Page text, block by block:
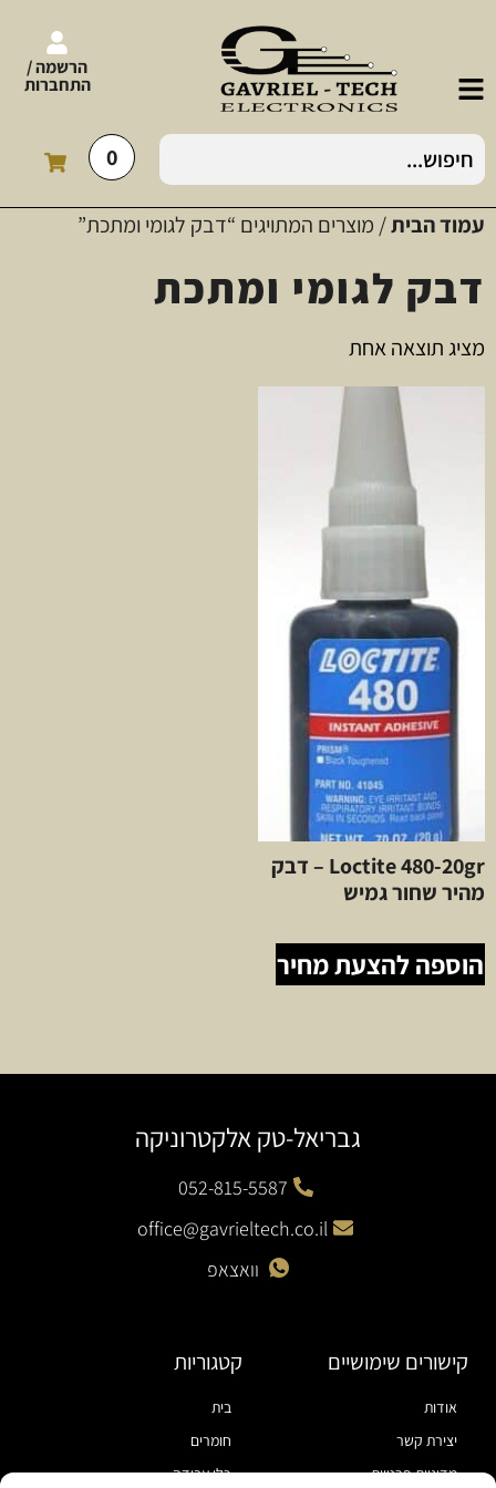
הרשמה /
התחברות
0
עמוד הבית/ מוצרים המתויגים “דבק לגומי ומתכת”
דבק לגומי ומתכת
מציג תוצאה אחת
Loctite 480-20gr – דבק
מהיר שחור גמיש
הוספה להצעת מחיר
גבריאל-טק אלקטרוניקה
052-815-5587
office@gavrieltech.co.il
וואצאפ
קישורים שימושיים
אודות
יצירת קשר
מדיניות פרטיות
קטגוריות
בית
חומרים
כלי עבודה